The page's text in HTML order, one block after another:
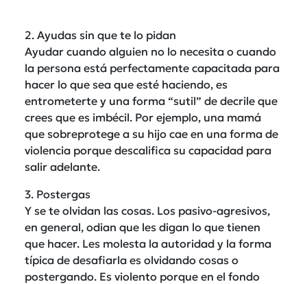
2. Ayudas sin que te lo pidan
Ayudar cuando alguien no lo necesita o cuando
la persona está perfectamente capacitada para
hacer lo que sea que esté haciendo, es
entrometerte y una forma “sutil” de decrile que
crees que es imbécil. Por ejemplo, una mamá
que sobreprotege a su hijo cae en una forma de
violencia porque descalifica su capacidad para
salir adelante.
3. Postergas
Y se te olvidan las cosas. Los pasivo-agresivos,
en general, odian que les digan lo que tienen
que hacer. Les molesta la autoridad y la forma
típica de desafiarla es olvidando cosas o
postergando. Es violento porque en el fondo